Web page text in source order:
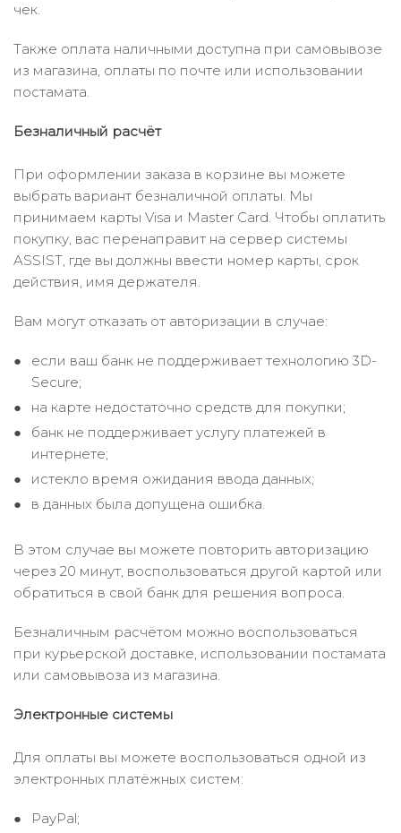
чек.
Также оплата наличными доступна при самовывозе
из магазина, оплаты по почте или использовании
постамата.
Безналичный расчёт
При оформлении заказа в корзине вы можете
выбрать вариант безналичной оплаты. Мы
принимаем карты Visa и Master Card. Чтобы оплатить
покупку, вас перенаправит на сервер системы
ASSIST, где вы должны ввести номер карты, срок
действия, имя держателя.
Вам могут отказать от авторизации в случае:
если ваш банк не поддерживает технологию 3D-
Secure;
на карте недостаточно средств для покупки;
банк не поддерживает услугу платежей в
интернете;
истекло время ожидания ввода данных;
в данных была допущена ошибка.
В этом случае вы можете повторить авторизацию
через 20 минут, воспользоваться другой картой или
обратиться в свой банк для решения вопроса.
Безналичным расчётом можно воспользоваться
при курьерской доставке, использовании постамата
или самовывоза из магазина.
Электронные системы
Для оплаты вы можете воспользоваться одной из
электронных платёжных систем:
PayPal;